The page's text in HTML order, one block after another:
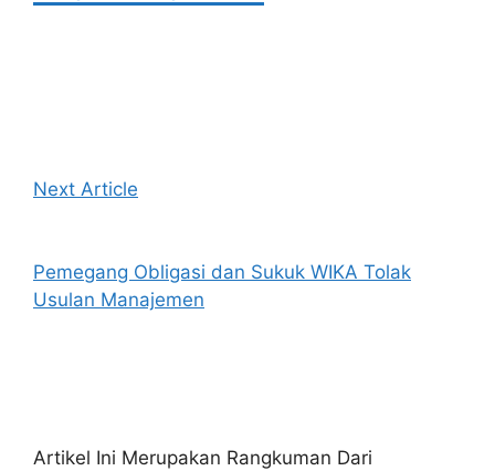
Next Article
Pemegang Obligasi dan Sukuk WIKA Tolak
Usulan Manajemen
Artikel Ini Merupakan Rangkuman Dari